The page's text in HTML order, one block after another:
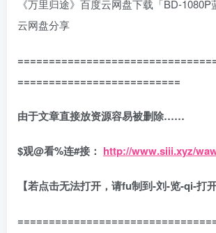
《万里归途》百度云网盘下载「BD-
云网盘分享
==========================
由于文章直接放资源容易被删除……
$观@看%连#接： http://www.siii.xyz/
【若点击无法打开，请fu制到-刘-览-qi-打开